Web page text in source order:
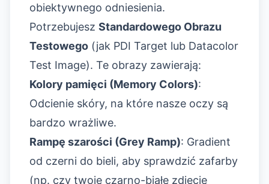
obiektywnego odniesienia.
Potrzebujesz Standardowego Obrazu
Testowego (jak PDI Target lub Datacolor
Test Image). Te obrazy zawierają:
Kolory pamięci (Memory Colors):
Odcienie skóry, na które nasze oczy są
bardzo wrażliwe.
Rampę szarości (Grey Ramp): Gradient
od czerni do bieli, aby sprawdzić zafarby
(np. czy twoje czarno-białe zdjęcie